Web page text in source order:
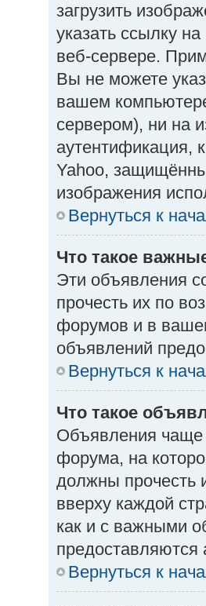
загрузить
указать ссылку
веб-сервере.
Вы не можете
вашем
сервером), ни на
аутентификация,
Yahoo,
изображения
Вернуться к
Что такое
Эти объявления
прочесть их по
форумов и в
объявлений
Вернуться к
Что такое
Объявления
форума, на
должны прочесть
вверху каждой
как и с важными
предоставляются
Вернуться к